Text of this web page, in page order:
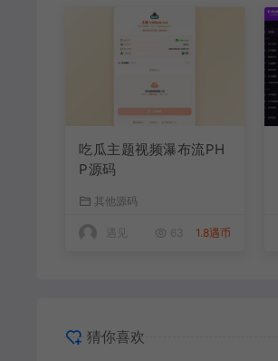
吃瓜主题视频瀑布流PH
P源码
其他源码
遇见 63 1.8遇币
猜你喜欢